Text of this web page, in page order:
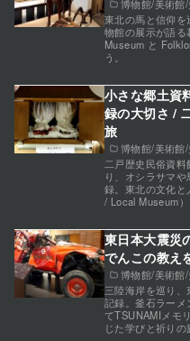
博物館/美術館
東北の馬と信仰
物館の展示が語
Museum と
う。
博物館/美術館
小さな郷土資
録の大切さ /
旅
二戸歴史民俗資
り、オシラサマ
録。東北の文化
/ Local Museum）
博物館/美術館
東日本大震災
でんこの教え
三陸海岸を巡り
記録。釜石ラー
てTSUNAMIメモ
じた学びと祈りの